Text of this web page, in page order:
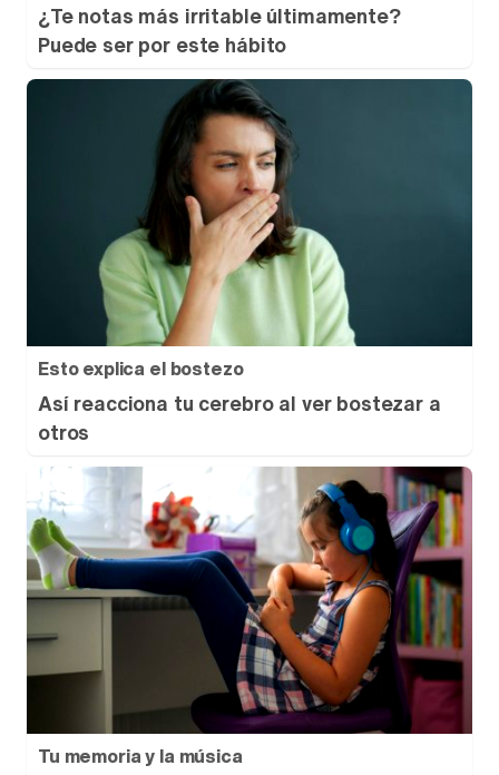
¿Te notas más irritable últimamente?
Puede ser por este hábito
Esto explica el bostezo
Así reacciona tu cerebro al ver bostezar a
otros
Tu memoria y la música